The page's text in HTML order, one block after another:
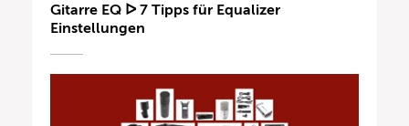
Gitarre EQ ᐅ 7 Tipps für Equalizer
Einstellungen